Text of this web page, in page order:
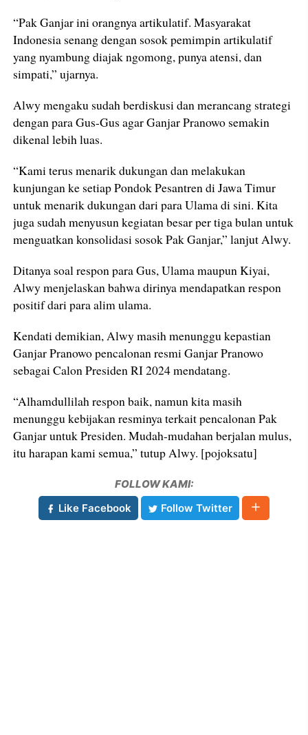
“Pak Ganjar ini orangnya artikulatif. Masyarakat
Indonesia senang dengan sosok pemimpin artikulatif
yang nyambung diajak ngomong, punya atensi, dan
simpati,” ujarnya.
Alwy mengaku sudah berdiskusi dan merancang strategi
dengan para Gus-Gus agar Ganjar Pranowo semakin
dikenal lebih luas.
“Kami terus menarik dukungan dan melakukan
kunjungan ke setiap Pondok Pesantren di Jawa Timur
untuk menarik dukungan dari para Ulama di sini. Kita
juga sudah menyusun kegiatan besar per tiga bulan untuk
menguatkan konsolidasi sosok Pak Ganjar,” lanjut Alwy.
Ditanya soal respon para Gus, Ulama maupun Kiyai,
Alwy menjelaskan bahwa dirinya mendapatkan respon
positif dari para alim ulama.
Kendati demikian, Alwy masih menunggu kepastian
Ganjar Pranowo pencalonan resmi Ganjar Pranowo
sebagai Calon Presiden RI 2024 mendatang.
“Alhamdullilah respon baik, namun kita masih
menunggu kebijakan resminya terkait pencalonan Pak
Ganjar untuk Presiden. Mudah-mudahan berjalan mulus,
itu harapan kami semua,” tutup Alwy. [pojoksatu]
FOLLOW KAMI:
Like Facebook
Follow Twitter